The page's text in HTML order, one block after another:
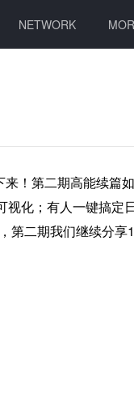
NETWORK
！第二期高能续
化；有人一键搞
二期我们继续分